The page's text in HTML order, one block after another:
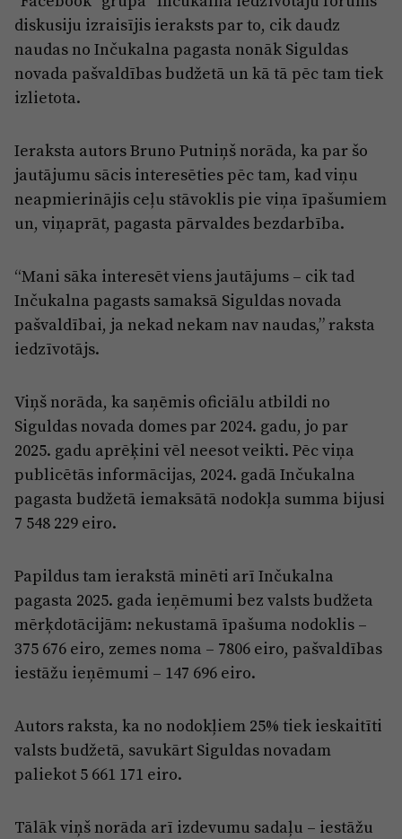
Jūrmala
Par laikrakstu
Privātuma politika
Pārredzamības paziņojumi
Sludinājumi
diskusiju izraisījis ieraksts par to, cik daudz
naudas no Inčukalna pagasta nonāk Siguldas
novada pašvaldības budžetā un kā tā pēc tam tiek
izlietota.
Ieraksta autors Bruno Putniņš norāda, ka par šo
jautājumu sācis interesēties pēc tam, kad viņu
neapmierinājis ceļu stāvoklis pie viņa īpašumiem
un, viņaprāt, pagasta pārvaldes bezdarbība.
“Mani sāka interesēt viens jautājums – cik tad
Inčukalna pagasts samaksā Siguldas novada
pašvaldībai, ja nekad nekam nav naudas,” raksta
iedzīvotājs.
Viņš norāda, ka saņēmis oficiālu atbildi no
Siguldas novada domes par 2024. gadu, jo par
2025. gadu aprēķini vēl neesot veikti. Pēc viņa
publicētās informācijas, 2024. gadā Inčukalna
pagasta budžetā iemaksātā nodokļa summa bijusi
7 548 229 eiro.
Papildus tam ierakstā minēti arī Inčukalna
pagasta 2025. gada ieņēmumi bez valsts budžeta
mērķdotācijām: nekustamā īpašuma nodoklis –
375 676 eiro, zemes noma – 7806 eiro, pašvaldības
iestāžu ieņēmumi – 147 696 eiro.
Autors raksta, ka no nodokļiem 25% tiek ieskaitīti
valsts budžetā, savukārt Siguldas novadam
paliekot 5 661 171 eiro.
Tālāk viņš norāda arī izdevumu sadaļu – iestāžu